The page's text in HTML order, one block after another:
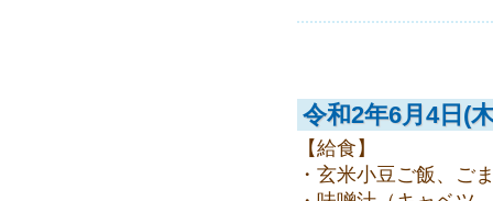
令和2年6月4日(
【給食】
・玄米小豆ご飯、ご